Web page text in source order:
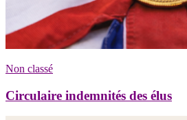
Non classé
Circulaire indemnités des élus